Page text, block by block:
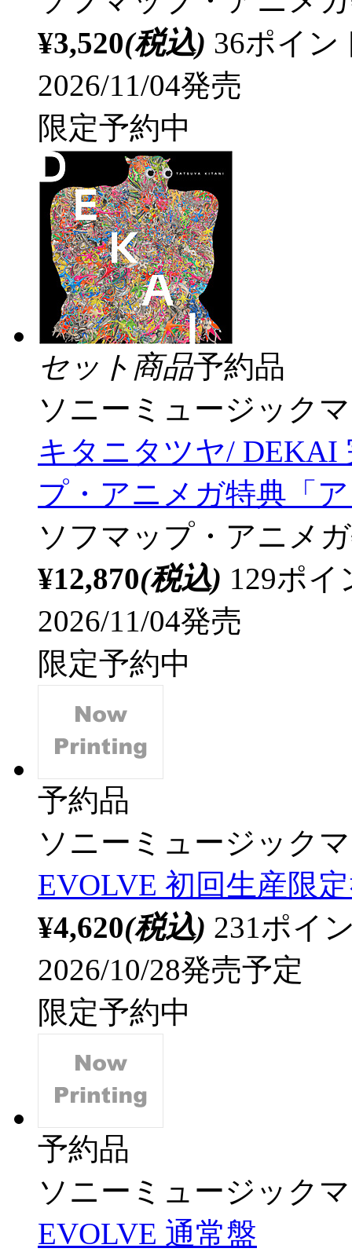
¥3,520(税込) 36ポイ
2026/11/04発売
限定予約中
セット商品予約品
ソニーミュージック
キタニタツヤ/
プ・アニメガ特典「
ソフマップ・アニメ
¥12,870(税込) 129ポ
2026/11/04発売
限定予約中
予約品
ソニーミュージック
EVOLVE 初回生産限
¥4,620(税込) 231ポイ
2026/10/28発売予定
限定予約中
予約品
ソニーミュージック
EVOLVE 通常盤